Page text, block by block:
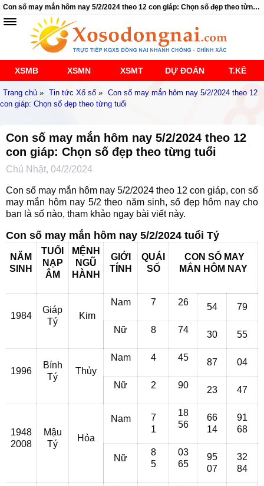
Con số may mắn hôm nay 5/2/2024 theo 12 con giáp: Chọn số đẹp theo từng tuổi
XSMB XSMN XSMT DỰ ĐOÁN T.KÊ
Trang chủ » Tin tức Xổ số » Con số may mắn hôm nay 5/2/2024 theo 12
con giáp: Chọn số đẹp theo từng tuổi
Con số may mắn hôm nay 5/2/2024 theo 12
con giáp: Chọn số đẹp theo từng tuổi
Chủ Nhật, 04/2/2024
Con số may mắn hôm nay 5/2/2024 theo 12 con giáp, con số
may mắn hôm nay 5/2 theo năm sinh, số đẹp hôm nay cho
bạn là số nào, tham khảo ngay bài viết này.
Con số may mắn hôm nay 5/2/2024 tuổi Tý
NĂM
SINH
TUỔI
NẠP
ÂM
MỆNH
NGŨ
HÀNH
GIỚI
TÍNH
QUÁI
SỐ
CON SỐ MAY
MẮN HÔM NAY
1984
Giáp
Tý
Kim
Nam 7 26 54 79
Nữ 8 74 30 55
1996
Bính
Tý
Thủy
Nam 4 45 87 04
Nữ 2 90 23 47
1948
2008
Mậu
Tý
Hỏa
Nam
7
1
18
56
66
14
91
68
Nữ
8
5
03
65
95
07
32
84